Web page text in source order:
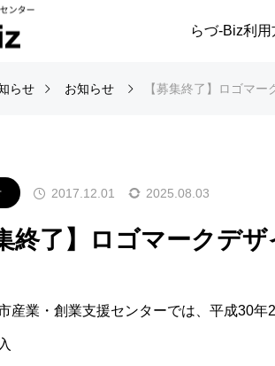
らづ-Biz利用
らせ お知らせ 【募集終了】ロゴマー
2017.12.01 2025.08.03
終了】ロゴマークデ
産業・創業支援センターでは、平成30